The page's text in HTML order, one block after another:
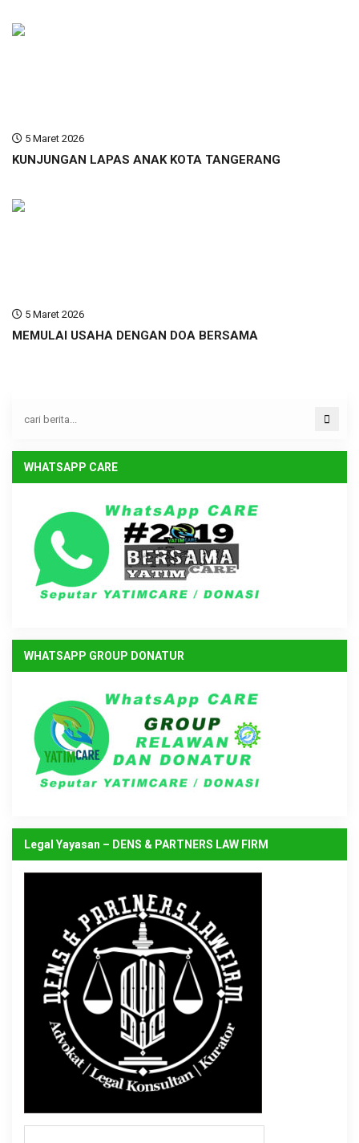
5 Maret 2026
KUNJUNGAN LAPAS ANAK KOTA TANGERANG
5 Maret 2026
MEMULAI USAHA DENGAN DOA BERSAMA
WHATSAPP CARE
WHATSAPP GROUP DONATUR
Legal Yayasan – DENS & PARTNERS LAW FIRM